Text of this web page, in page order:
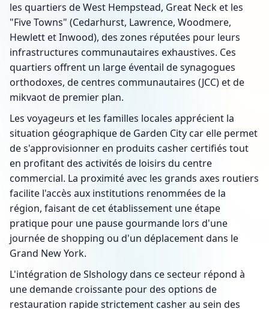
les quartiers de West Hempstead, Great Neck et les
"Five Towns" (Cedarhurst, Lawrence, Woodmere,
Hewlett et Inwood), des zones réputées pour leurs
infrastructures communautaires exhaustives. Ces
quartiers offrent un large éventail de synagogues
orthodoxes, de centres communautaires (JCC) et de
mikvaot de premier plan.
Les voyageurs et les familles locales apprécient la
situation géographique de Garden City car elle permet
de s'approvisionner en produits casher certifiés tout
en profitant des activités de loisirs du centre
commercial. La proximité avec les grands axes routiers
facilite l'accès aux institutions renommées de la
région, faisant de cet établissement une étape
pratique pour une pause gourmande lors d'une
journée de shopping ou d'un déplacement dans le
Grand New York.
L'intégration de Slshology dans ce secteur répond à
une demande croissante pour des options de
restauration rapide strictement casher au sein des